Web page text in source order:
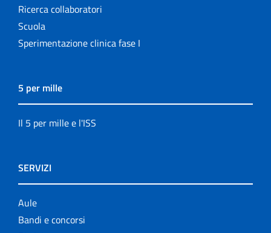
Ricerca collaboratori
Scuola
Sperimentazione clinica fase I
5 per mille
Il 5 per mille e l'ISS
SERVIZI
Aule
Bandi e concorsi